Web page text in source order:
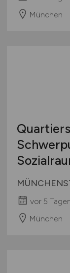
München
vor 5
München